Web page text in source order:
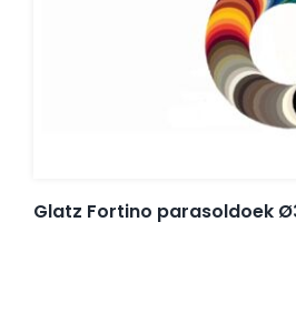
Glatz Fortino parasoldoek